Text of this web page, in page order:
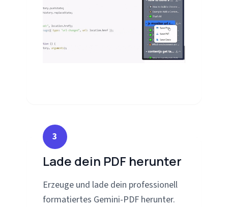
3
Lade dein PDF herunter
Erzeuge und lade dein professionell
formatiertes Gemini-PDF herunter.